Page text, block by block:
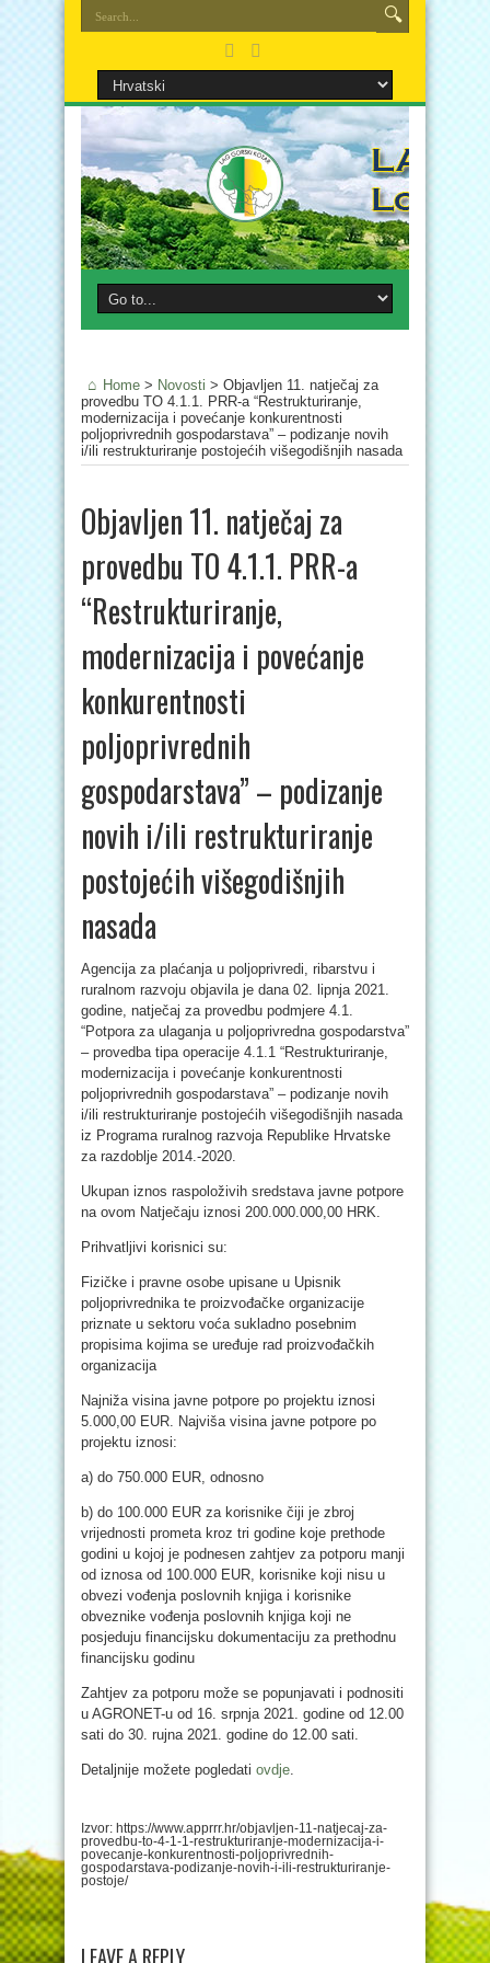
Home > Novosti > Objavljen 11. natječaj za
provedbu TO 4.1.1. PRR-a “Restrukturiranje,
modernizacija i povećanje konkurentnosti
poljoprivrednih gospodarstava” – podizanje novih
i/ili restrukturiranje postojećih višegodišnjih nasada
Objavljen 11. natječaj za
provedbu TO 4.1.1. PRR-a
“Restrukturiranje,
modernizacija i povećanje
konkurentnosti
poljoprivrednih
gospodarstava” – podizanje
novih i/ili restrukturiranje
postojećih višegodišnjih
nasada
Agencija za plaćanja u poljoprivredi, ribarstvu i
ruralnom razvoju objavila je dana 02. lipnja 2021.
godine, natječaj za provedbu podmjere 4.1.
“Potpora za ulaganja u poljoprivredna gospodarstva”
– provedba tipa operacije 4.1.1 “Restrukturiranje,
modernizacija i povećanje konkurentnosti
poljoprivrednih gospodarstava” – podizanje novih
i/ili restrukturiranje postojećih višegodišnjih nasada
iz Programa ruralnog razvoja Republike Hrvatske
za razdoblje 2014.-2020.
Ukupan iznos raspoloživih sredstava javne potpore
na ovom Natječaju iznosi 200.000.000,00 HRK.
Prihvatljivi korisnici su:
Fizičke i pravne osobe upisane u Upisnik
poljoprivrednika te proizvođačke organizacije
priznate u sektoru voća sukladno posebnim
propisima kojima se uređuje rad proizvođačkih
organizacija
Najniža visina javne potpore po projektu iznosi
5.000,00 EUR. Najviša visina javne potpore po
projektu iznosi:
a) do 750.000 EUR, odnosno
b) do 100.000 EUR za korisnike čiji je zbroj
vrijednosti prometa kroz tri godine koje prethode
godini u kojoj je podnesen zahtjev za potporu manji
od iznosa od 100.000 EUR, korisnike koji nisu u
obvezi vođenja poslovnih knjiga i korisnike
obveznike vođenja poslovnih knjiga koji ne
posjeduju financijsku dokumentaciju za prethodnu
financijsku godinu
Zahtjev za potporu može se popunjavati i podnositi
u AGRONET-u od 16. srpnja 2021. godine od 12.00
sati do 30. rujna 2021. godine do 12.00 sati.
Detaljnije možete pogledati ovdje.
Izvor: https://www.apprrr.hr/objavljen-11-natjecaj-za-
provedbu-to-4-1-1-restrukturiranje-modernizacija-i-
povecanje-konkurentnosti-poljoprivrednih-
gospodarstava-podizanje-novih-i-ili-restrukturiranje-
postoje/
LEAVE A REPLY